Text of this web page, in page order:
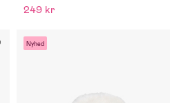
249 kr
Nyhed